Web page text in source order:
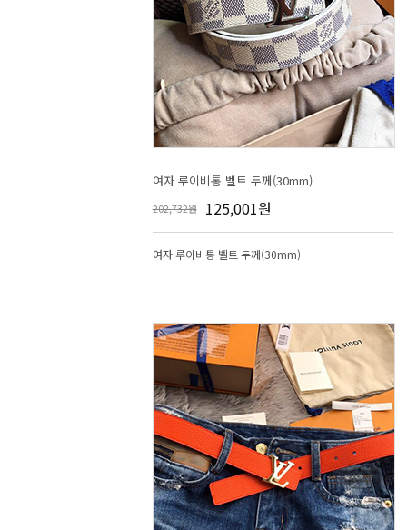
여자 루이비통 벨트 두께(30mm)
202,732원 125,001원
여자 루이비통 벨트 두께(30mm)